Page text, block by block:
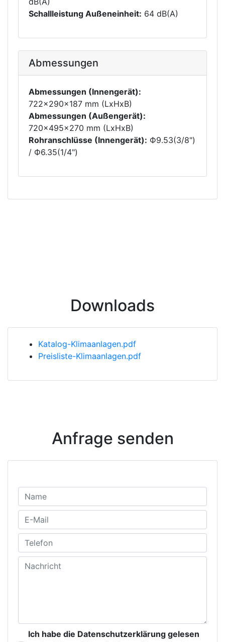
Schallleistung Außeneinheit: 64 dB(A)
Abmessungen
Abmessungen (Innengerät):
722x290x187 mm (LxHxB)
Abmessungen (Außengerät):
720x495x270 mm (LxHxB)
Rohranschlüsse (Innengerät): Ф9.53(3/8")
/ Ф6.35(1/4")
Downloads
Katalog-Klimaanlagen.pdf
Preisliste-Klimaanlagen.pdf
Anfrage senden
Ich habe die Datenschutzerklärung gelesen